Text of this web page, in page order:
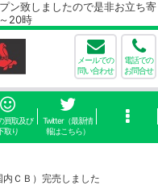
ましたので是非お立ち寄
20時
メールでの
問い合わせ
電話での
お問合せ
買取及び
取り
Twitter（最新情
報はこちら）
ＣＢ）完売しました